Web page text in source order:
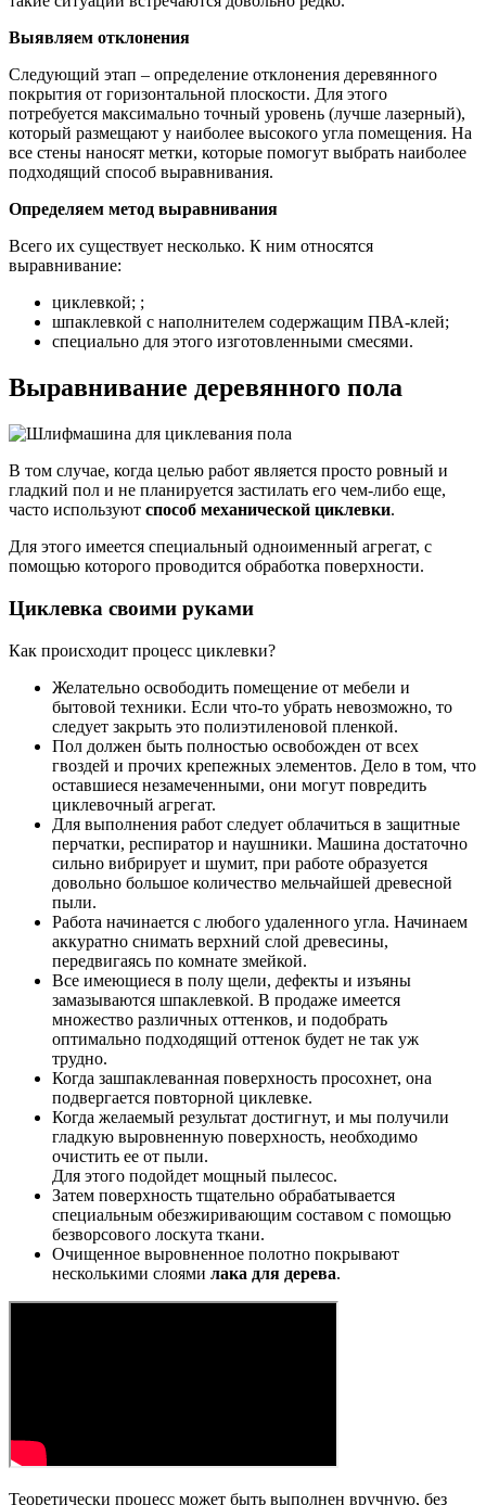
Выявляем отклонения
Следующий этап – определение отклонения деревянного
покрытия от горизонтальной плоскости. Для этого
потребуется максимально точный уровень (лучше лазерный),
который размещают у наиболее высокого угла помещения. На
все стены наносят метки, которые помогут выбрать наиболее
подходящий способ выравнивания.
Определяем метод выравнивания
Всего их существует несколько. К ним относятся
выравнивание:
циклевкой; ;
шпаклевкой с наполнителем содержащим ПВА-клей;
специально для этого изготовленными смесями.
Выравнивание деревянного пола
В том случае, когда целью работ является просто ровный и
гладкий пол и не планируется застилать его чем-либо еще,
часто используют способ механической циклевки.
Для этого имеется специальный одноименный агрегат, с
помощью которого проводится обработка поверхности.
Циклевка своими руками
Как происходит процесс циклевки?
Желательно освободить помещение от мебели и
бытовой техники. Если что-то убрать невозможно, то
следует закрыть это полиэтиленовой пленкой.
Пол должен быть полностью освобожден от всех
гвоздей и прочих крепежных элементов. Дело в том, что
оставшиеся незамеченными, они могут повредить
циклевочный агрегат.
Для выполнения работ следует облачиться в защитные
перчатки, респиратор и наушники. Машина достаточно
сильно вибрирует и шумит, при работе образуется
довольно большое количество мельчайшей древесной
пыли.
Работа начинается с любого удаленного угла. Начинаем
аккуратно снимать верхний слой древесины,
передвигаясь по комнате змейкой.
Все имеющиеся в полу щели, дефекты и изъяны
замазываются шпаклевкой. В продаже имеется
множество различных оттенков, и подобрать
оптимально подходящий оттенок будет не так уж
трудно.
Когда зашпаклеванная поверхность просохнет, она
подвергается повторной циклевке.
Когда желаемый результат достигнут, и мы получили
гладкую выровненную поверхность, необходимо
очистить ее от пыли.
Для этого подойдет мощный пылесос.
Затем поверхность тщательно обрабатывается
специальным обезжиривающим составом с помощью
безворсового лоскута ткани.
Очищенное выровненное полотно покрывают
несколькими слоями лака для дерева.
Теоретически процесс может быть выполнен вручную, без